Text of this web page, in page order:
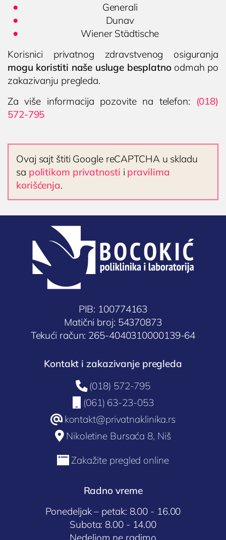
Generali
Dunav
Wiener Städtische
Korisnici privatnog zdravstvenog osiguranja
mogu koristiti naše usluge besplatnoodmah po
zakazivanju pregleda.
Za više informacija pozovite na telefon:
(018)
572-795
Ovaj sajt štiti Google reCAPTCHA u skladu
sa politikom privatnosti i pravilima
korišćenja.
PIB: 100774163
Matični broj: 54370873
Tekući račun: 265-4040310000139-64
Kontakt i zakazivanje pregleda
 (018) 572-795
(061) 63-23-053
@ kontakt@privatnaklinika.rs
 Nikoletine Bursaća 8, Niš
 Zakažite pregled online
Radno vreme
Ponedeljak – petak: 8.00 - 16.00
Subota: 8.00 - 14.00
Nedeljom ne radimo